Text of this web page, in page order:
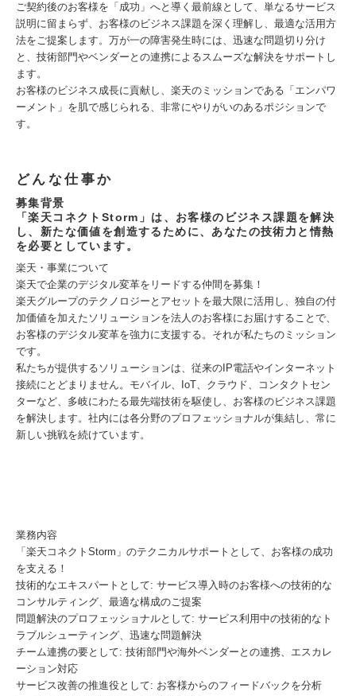
ご契約後のお客様を「成功」へと導く最前線として、単なるサービス
説明に留まらず、お客様のビジネス課題を深く理解し、最適な活用方
法をご提案します。万が一の障害発生時には、迅速な問題切り分け
と、技術部門やベンダーとの連携によるスムーズな解決をサポートし
ます。
お客様のビジネス成長に貢献し、楽天のミッションである「エンパワ
ーメント」を肌で感じられる、非常にやりがいのあるポジションで
す。
どんな仕事か
募集背景
「楽天コネクトStorm」は、お客様のビジネス課題を解決
し、新たな価値を創造するために、あなたの技術力と情熱
を必要としています。
楽天・事業について
楽天で企業のデジタル変革をリードする仲間を募集！
楽天グループのテクノロジーとアセットを最大限に活用し、独自の付
加価値を加えたソリューションを法人のお客様にお届けすることで、
お客様のデジタル変革を強力に支援する。それが私たちのミッション
です。
私たちが提供するソリューションは、従来のIP電話やインターネット
接続にとどまりません。モバイル、IoT、クラウド、コンタクトセン
ターなど、多岐にわたる最先端技術を駆使し、お客様のビジネス課題
を解決します。社内には各分野のプロフェッショナルが集結し、常に
新しい挑戦を続けています。
業務内容
「楽天コネクトStorm」のテクニカルサポートとして、お客様の成功
を支える！
技術的なエキスパートとして: サービス導入時のお客様への技術的な
コンサルティング、最適な構成のご提案
問題解決のプロフェッショナルとして: サービス利用中の技術的なト
ラブルシューティング、迅速な問題解決
チーム連携の要として: 技術部門や海外ベンダーとの連携、エスカレ
ーション対応
サービス改善の推進役として: お客様からのフィードバックを分析